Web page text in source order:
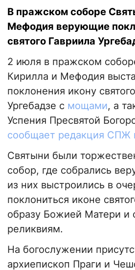
В пражском соборе
Мефодия верующие
святого Гавриила
2 июля в пражском
Кирилла и Мефодия
поклонения икону
Ургебадзе с мощами, а
Успения Пресвятой
сообщает редакция СПЖ
Святыни были
собор, где собрались
из них выстроились в
поклониться иконе
образу Божией Матери и
реликвиям.
На богослужении
архиепископ Праги и